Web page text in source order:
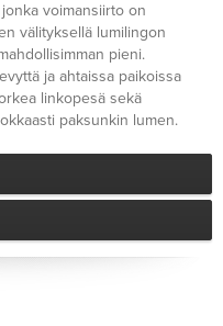
voimansiirto on
välityksellä lumilingon
pieni.
ja ahtaissa paikoissa
linkopesä sekä
paksunkin lumen.